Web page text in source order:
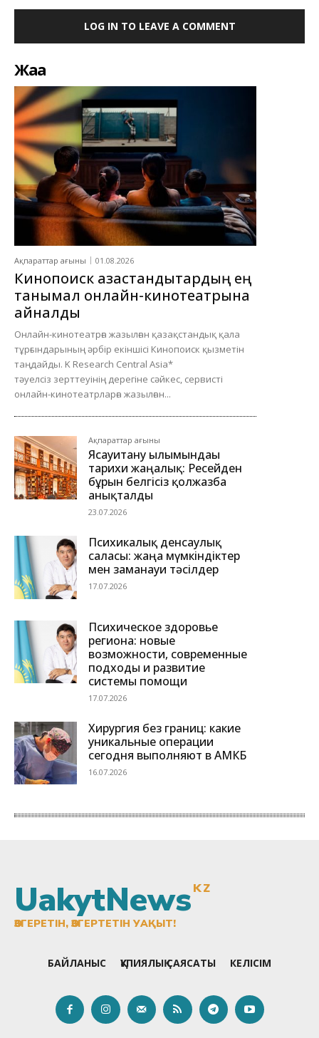
UakytNewsKZ
ӨЗГЕРЕТІН, ӨЗГЕРТЕТІН УАҚЫТ!
БАЙЛАНЫС ҚҰПИЯЛЫҚ САЯСАТЫ КЕЛІСІМ